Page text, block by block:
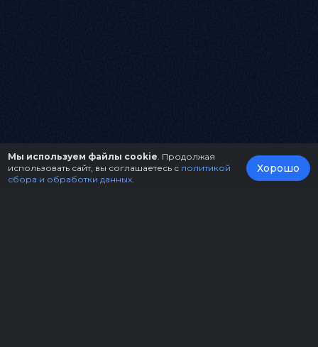
Мы используем файлы cookie . Продолжая
использовать сайт, вы соглашаетесь с политикой
сбора и обработки данных
Хорошо